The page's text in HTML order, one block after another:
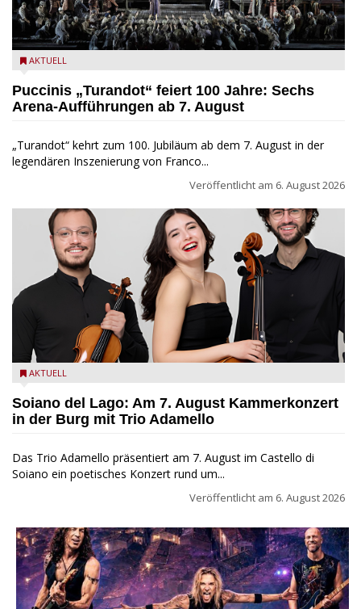
Turandot in der Arena von Verona - Ennevi für Fondazione
AKTUELL
Puccinis „Turandot“ feiert 100 Jahre: Sechs
Arena-Aufführungen ab 7. August
„Turandot“ kehrt zum 100. Jubiläum ab dem 7. August in der
legendären Inszenierung von Franco...
Veröffentlicht am 6. August 2026
Trio Adamello
AKTUELL
Soiano del Lago: Am 7. August Kammerkonzert
in der Burg mit Trio Adamello
Das Trio Adamello präsentiert am 7. August im Castello di
Soiano ein poetisches Konzert rund um...
Veröffentlicht am 6. August 2026